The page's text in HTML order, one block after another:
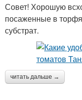
Совет! Хорошую
посаженные в
субстрат.
читать дальше →